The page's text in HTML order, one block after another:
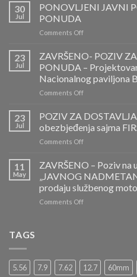
30
Jul
PONOVLJENI JAVNI
PONUDA
Comments Offon
JAVNI
POZIV
ZA
DOSTAVLJANJE
PONUDA
23
Jul
ZAVRŠENO- POZIV
PONUDA –
Nacionalnog paviljona
Comments Offon
POZIV
ZA
DOSTAVLJANJE
PONUDA
Projektovanje,
izrada
montaža
Nacionalnog
23
Jul
POZIV ZA
obezbjeđenja sajma
Comments Offon
ZA
DOSTAVLJANJE
PONUDA
–
Usluge
2026
11
May
ZAVRŠENO – Poziv na
„JAVNOG
prodaju službenog
Comments Offon
u
postupku
TAGS
5.56 7.9 7.62 12.7 60mm